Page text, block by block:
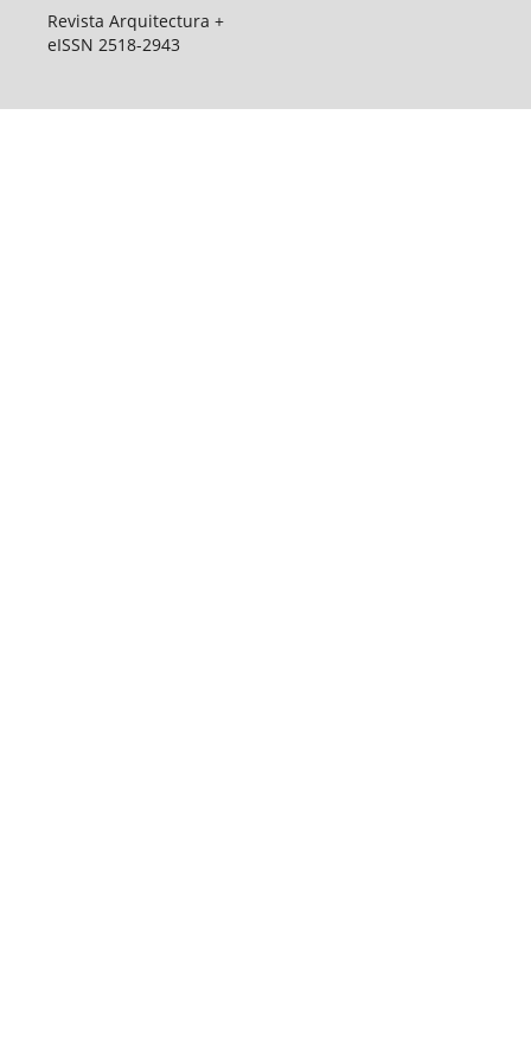
Revista Arquitectura +
eISSN 2518-2943